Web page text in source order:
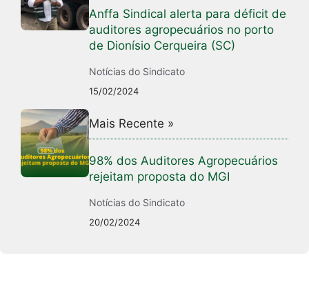
Anffa Sindical alerta para déficit de
auditores agropecuários no porto
de Dionísio Cerqueira (SC)
Notícias do Sindicato
15/02/2024
Mais Recente »
98% dos Auditores Agropecuários
rejeitam proposta do MGI
Notícias do Sindicato
20/02/2024